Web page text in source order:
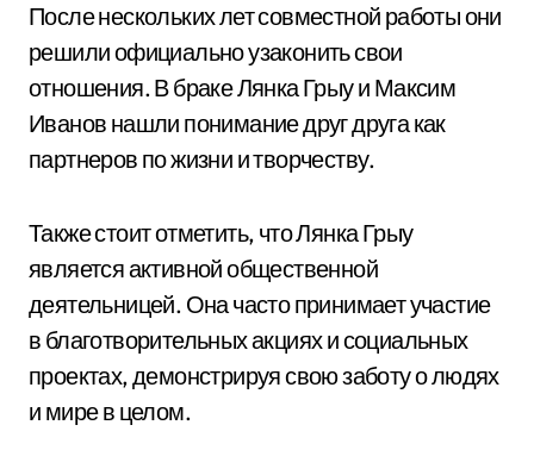
После нескольких лет совместной работы они
решили официально узаконить свои
отношения. В браке Лянка Грыу и Максим
Иванов нашли понимание друг друга как
партнеров по жизни и творчеству.
Также стоит отметить, что Лянка Грыу
является активной общественной
деятельницей. Она часто принимает участие
в благотворительных акциях и социальных
проектах, демонстрируя свою заботу о людях
и мире в целом.